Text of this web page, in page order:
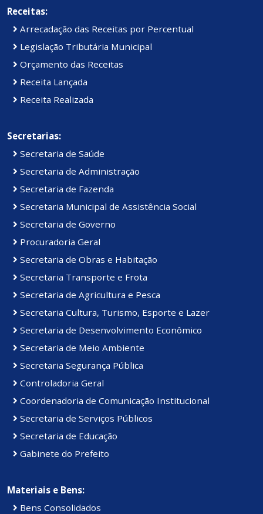
Receitas:
Arrecadação das Receitas por Percentual
Legislação Tributária Municipal
Orçamento das Receitas
Receita Lançada
Receita Realizada
Secretarias:
Secretaria de Saúde
Secretaria de Administração
Secretaria de Fazenda
Secretaria Municipal de Assistência Social
Secretaria de Governo
Procuradoria Geral
Secretaria de Obras e Habitação
Secretaria Transporte e Frota
Secretaria de Agricultura e Pesca
Secretaria Cultura, Turismo, Esporte e Lazer
Secretaria de Desenvolvimento Econômico
Secretaria de Meio Ambiente
Secretaria Segurança Pública
Controladoria Geral
Coordenadoria de Comunicação Institucional
Secretaria de Serviços Públicos
Secretaria de Educação
Gabinete do Prefeito
Materiais e Bens:
Bens Consolidados